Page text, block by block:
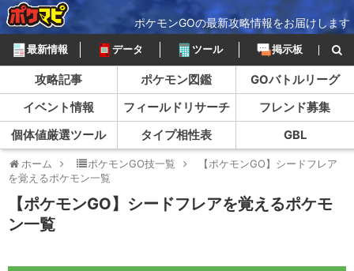
ポケモンGOの最新攻略情報をお届けします
最新情報 データ ツール 掲示板
攻略記事 ポケモン図鑑
GOバトルリーグ
イベント情報
フィールドリサーチ
フレンド募集
個体値厳選ツール
タイプ相性表 GBL
ホーム ポケモンGO技一覧
【ポケモンGO】シードフレア
を覚えるポケモン一覧
【ポケモンGO】シードフレアを覚えるポケモ
ン一覧